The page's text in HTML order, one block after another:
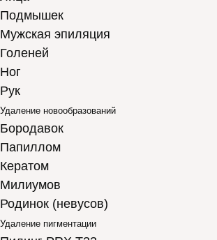
Подмышек
Мужская эпиляция
Голеней
Ног
Рук
Удаление новообразований
Бородавок
Папиллом
Кератом
Милиумов
Родинок (невусов)
Удаление пигментации